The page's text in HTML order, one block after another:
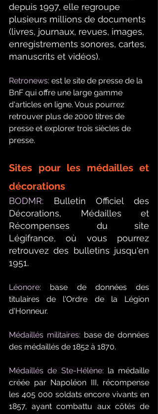
depuis 1997, elle regroupe
plusieurs millions de documents
(livres, journaux, revues, images,
enregistrements sonores, cartes,
manuscrits et vidéos).
Retronews: est le site de presse de la
BnF qui offre une large gamme
d'articles en ligne. Vous pourrez
retrouver plus de 2000 titres de
presse et explorer trois siècles de
presse.
Sites pour les médailles et
décorations
BODMR: Bulletin Officiel des
Décorations, Médailles et
Récompenses du site
Légifrance, où vous pourrez
retrouvez des bulletins jusqu'en
1951.
Léonore: base de données des
titulaires de l'Ordre de la Légion
d'Honneur.
Médaillés militaires: base de données
des médaillés de 1852 à 1870.
Médaillés de Ste-Hélène: la médaille
créée par Napoléon III, récompense
les 405 000 soldats encore vivants en
1857, ayant combattu aux côtés de